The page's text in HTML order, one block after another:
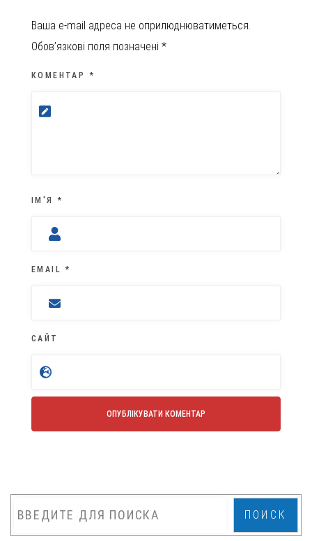
Ваша e-mail адреса не оприлюднюватиметься.
Обов’язкові поля позначені *
КОМЕНТАР *
ІМ'Я *
EMAIL*
САЙТ
ПОИСК